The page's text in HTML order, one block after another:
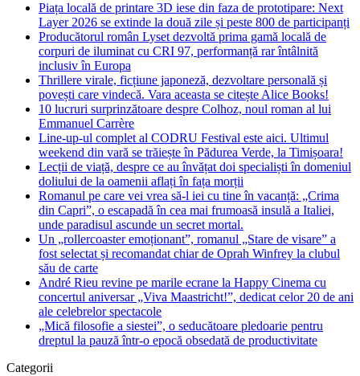
Piața locală de printare 3D iese din faza de prototipare: Next
Layer 2026 se extinde la două zile și peste 800 de participanți
Producătorul român Lyset dezvoltă prima gamă locală de
corpuri de iluminat cu CRI 97, performanță rar întâlnită
inclusiv în Europa
Thrillere virale, ficțiune japoneză, dezvoltare personală și
povești care vindecă. Vara aceasta se citește Alice Books!
10 lucruri surprinzătoare despre Colhoz, noul roman al lui
Emmanuel Carrère
Line-up-ul complet al CODRU Festival este aici. Ultimul
weekend din vară se trăiește în Pădurea Verde, la Timișoara!
Lecții de viață, despre ce au învățat doi specialiști în domeniul
doliului de la oamenii aflați în fața morții
Romanul pe care vei vrea să-l iei cu tine în vacanță: „Crima
din Capri”, o escapadă în cea mai frumoasă insulă a Italiei,
unde paradisul ascunde un secret mortal.
Un „rollercoaster emoționant”, romanul „Stare de visare” a
fost selectat și recomandat chiar de Oprah Winfrey la clubul
său de carte
André Rieu revine pe marile ecrane la Happy Cinema cu
concertul aniversar „Viva Maastricht!”, dedicat celor 20 de ani
ale celebrelor spectacole
„Mică filosofie a siestei”, o seducătoare pledoarie pentru
dreptul la pauză într-o epocă obsedată de productivitate
Categorii